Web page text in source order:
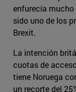
enfurecía mucho
sido uno de los
Brexit.
La intención
cuotas de
tiene Noruega
un recorte del